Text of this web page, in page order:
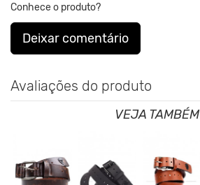
Conhece o produto?
Deixar comentário
Avaliações do produto
VEJA TAMBÉM